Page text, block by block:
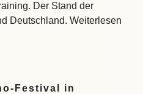
Der Stand der
Deutschland. Weiterlesen
Festival in